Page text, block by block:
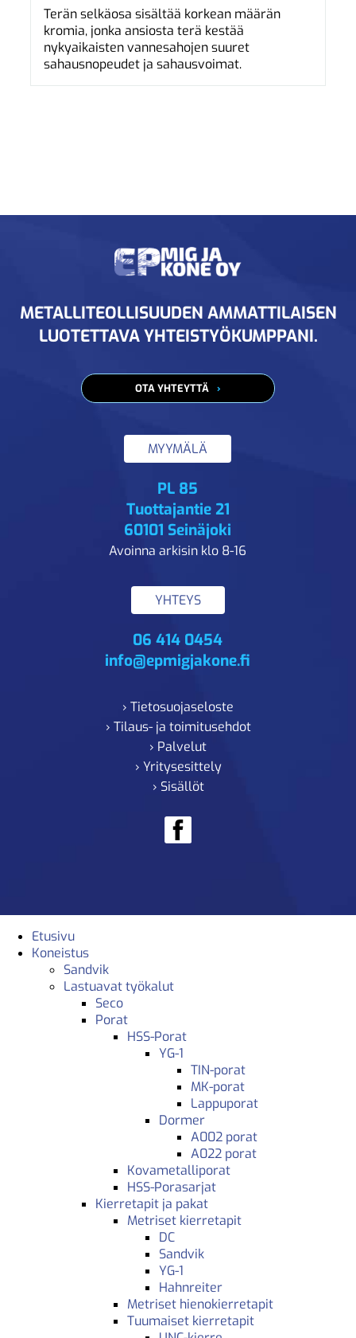
Terän selkäosa sisältää korkean määrän
kromia, jonka ansiosta terä kestää
nykyaikaisten vannesahojen suuret
sahausnopeudet ja sahausvoimat.
METALLITEOLLISUUDEN AMMATTILAISEN
LUOTETTAVA YHTEISTYÖKUMPPANI.
OTA YHTEYTTÄ
MYYMÄLÄ
PL 85
Tuottajantie 21
60101 Seinäjoki
Avoinna arkisin klo 8-16
YHTEYS
06 414 0454
info@epmigjakone.fi
› Tietosuojaseloste
› Tilaus- ja toimitusehdot
› Palvelut
› Yritysesittely
› Sisällöt
Etusivu
Koneistus
Sandvik
Lastuavat työkalut
Seco
Porat
HSS-Porat
YG-1
TIN-porat
MK-porat
Lappuporat
Dormer
A002 porat
A022 porat
Kovametalliporat
HSS-Porasarjat
Kierretapit ja pakat
Metriset kierretapit
DC
Sandvik
YG-1
Hahnreiter
Metriset hienokierretapit
Tuumaiset kierretapit